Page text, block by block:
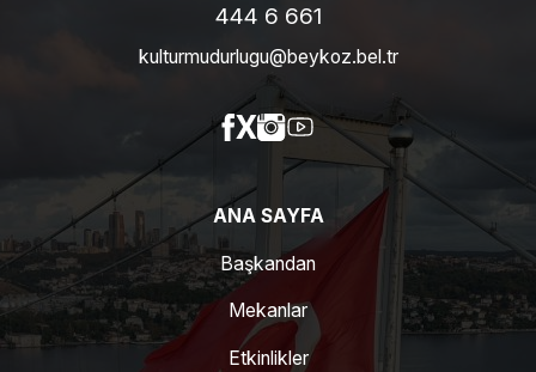
444 6 661
kulturmudurlugu@beykoz.bel.tr
ANA SAYFA
Başkandan
Mekanlar
Etkinlikler